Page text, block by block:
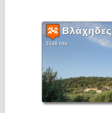
Βλάχηδες
3148 hits